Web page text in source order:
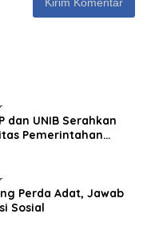
dan UNIB Serahkan
Pemerintahan
Perda Adat, Jawab
Sosial